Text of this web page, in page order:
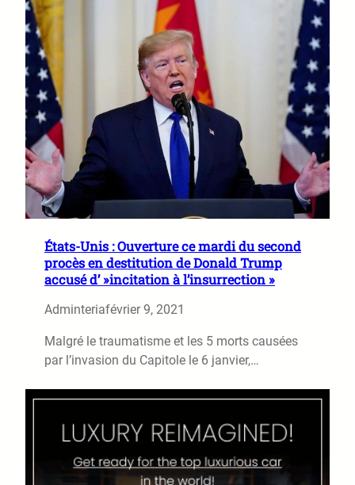
États-Unis : Ouverture ce mardi du second
procès en destitution de Donald Trump
accusé d’ »incitation à l’insurrection »
Adminteriafévrier 9, 2021
Malgré le traumatisme et les 5 morts causées
par l’invasion du Capitole le 6 janvier,…